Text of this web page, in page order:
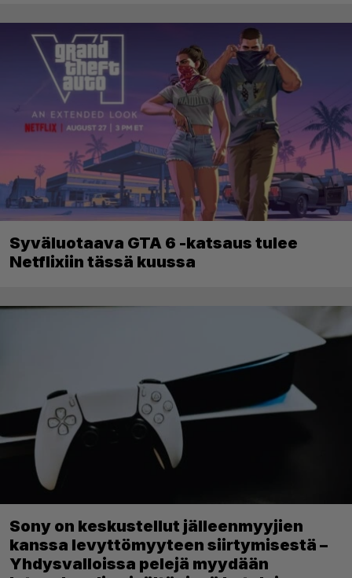
Syväluotaava GTA 6 -katsaus tulee
Sony on keskustellut jälleenmyyjien